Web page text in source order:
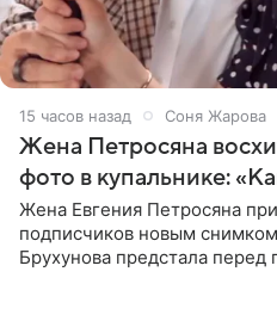
15 часов назад Соня Жарова
Жена Петросяна
фото в купальнике:
Жена Евгения Петросяна
подписчиков новым
Брухунова предстала